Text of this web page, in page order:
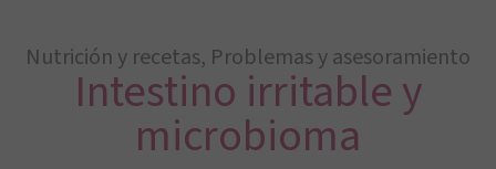
Nutrición y recetas, Problemas y asesoramiento
Intestino irritable y
microbioma